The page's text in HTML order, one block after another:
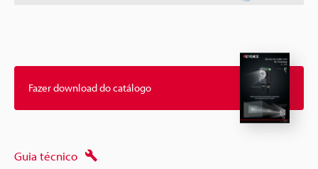
Fazer download do catálogo
Guia técnico